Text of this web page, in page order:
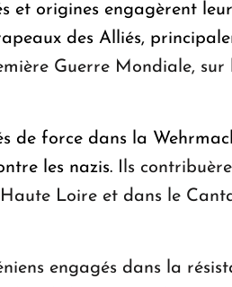
et origines engagèrent
des Alliés,
Guerre Mondiale, sur
de force dans la
les nazis. Ils
Haute Loire et dans le
engagés dans la